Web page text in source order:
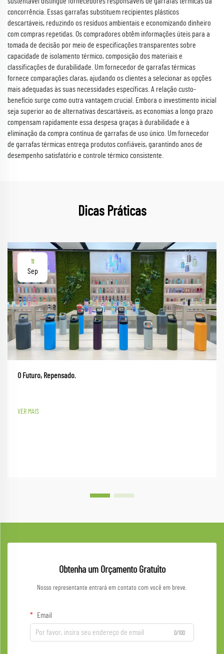
concorrência. Essas garrafas substituem recipientes plásticos
descartáveis, reduzindo os resíduos ambientais e economizando dinheiro
com compras repetidas. Os compradores obtêm informações úteis para a
tomada de decisão por meio de especificações transparentes sobre
capacidade de isolamento térmico, composição dos materiais e
classificações de durabilidade. Um fornecedor de garrafas térmicas
fornece comparações claras, ajudando os clientes a selecionar as opções
mais adequadas às suas necessidades específicas. A relação custo-
benefício surge como outra vantagem crucial. Embora o investimento inicial
seja superior ao de alternativas descartáveis, as economias a longo prazo
compensam rapidamente essa despesa graças à durabilidade e à
eliminação da compra contínua de garrafas de uso único. Um fornecedor
de garrafas térmicas entrega produtos confiáveis, garantindo anos de
desempenho satisfatório e controle térmico consistente.
Dicas Práticas
11
Sep
O Futuro, Repensado.
VER MAIS
Obtenha um Orçamento Gratuito
Nosso representante entrará em contato com você em breve.
Email
0/100